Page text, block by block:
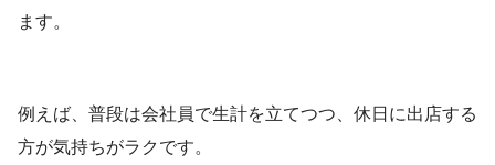
ます。
例えば、普段は会社員で生計を立てつつ、休日に出店する
方が気持ちがラクです。